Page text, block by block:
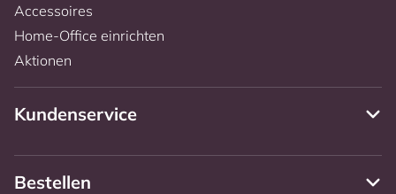
Accessoires
Home-Office einrichten
Aktionen
Kundenservice
Bestellen